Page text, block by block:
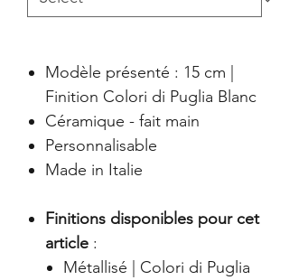
Modèle présenté : 15 cm |
Finition Colori di Puglia Blanc
Céramique - fait main
Personnalisable
Made in Italie
Finitions disponibles pour cet
article :
Métallisé | Colori di Puglia